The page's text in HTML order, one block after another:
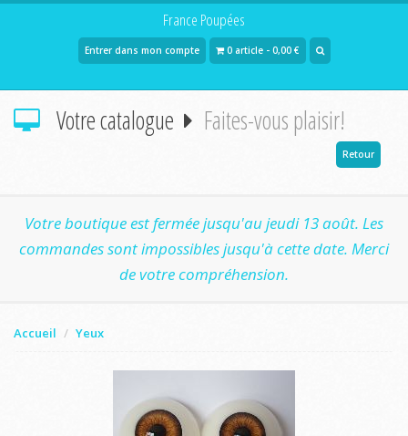
France Poupées
Entrer dans mon compte 0 article - 0,00 €
Votre catalogue Faites-vous plaisir!
Retour
Votre boutique est fermée jusqu'au jeudi 13 août. Les
commandes sont impossibles jusqu'à cette date. Merci
de votre compréhension.
Accueil Yeux